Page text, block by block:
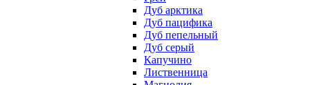
Дуб арктика
Дуб пацифика
Дуб пепельный
Дуб серый
Капучино
Лиственница